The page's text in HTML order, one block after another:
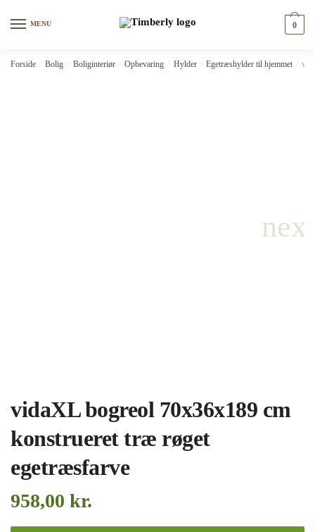
MENU 0
Forside Bolig Boliginteriør Opbevaring Hylder Egetræshylder til hjemmet
vidaXL bogreol 70x36x189 cm
konstrueret træ røget
egetræsfarve
958,00 kr.